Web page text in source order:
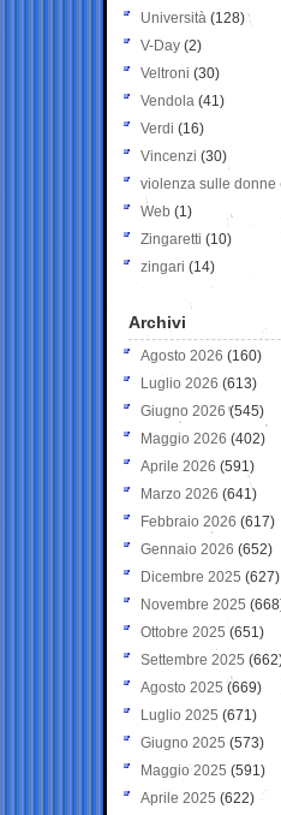
Università (128)
V-Day (2)
Veltroni (30)
Vendola (41)
Verdi (16)
Vincenzi (30)
violenza sulle donne
Web (1)
Zingaretti (10)
zingari (14)
Archivi
Agosto 2026 (160)
Luglio 2026 (613)
Giugno 2026 (545)
Maggio 2026 (402)
Aprile 2026 (591)
Marzo 2026 (641)
Febbraio 2026 (617)
Gennaio 2026 (652)
Dicembre 2025 (627)
Novembre 2025
Ottobre 2025 (651)
Settembre 2025
Agosto 2025 (669)
Luglio 2025 (671)
Giugno 2025 (573)
Maggio 2025 (591)
Aprile 2025 (622)